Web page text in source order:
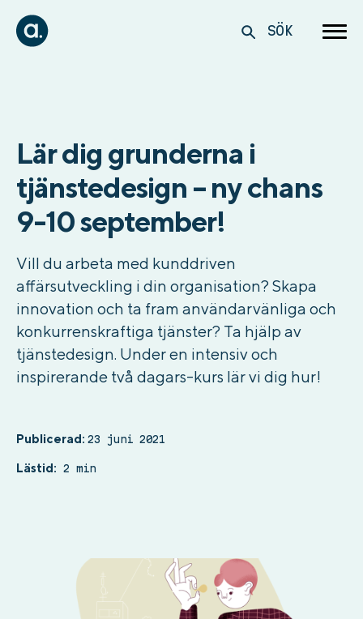
SÖK
Lär dig grunderna i
tjänstedesign – ny chans
9-10 september!
Vill du arbeta med kunddriven
affärsutveckling i din organisation? Skapa
innovation och ta fram användarvänliga och
konkurrenskraftiga tjänster? Ta hjälp av
tjänstedesign. Under en intensiv och
inspirerande två dagars-kurs lär vi dig hur!
Publicerad: 23 juni 2021
Lästid: 2 min